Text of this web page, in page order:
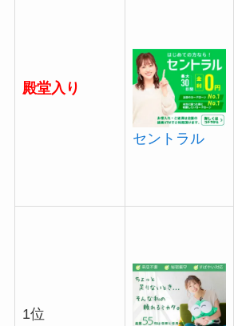
殿堂入り
セントラル
1位